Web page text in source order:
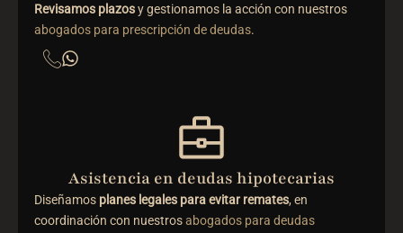
Revisamos plazosy gestionamos la acción con nuestros
abogados para prescripción de deudas.
Asistencia en deudas hipotecarias
Diseñamos planes legales para evitar remates, en
coordinación con nuestrosabogados para deudas